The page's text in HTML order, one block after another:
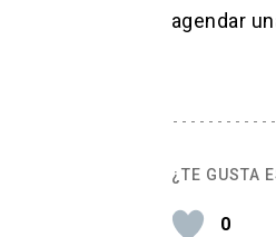
agendar
¿TE GUSTA
0